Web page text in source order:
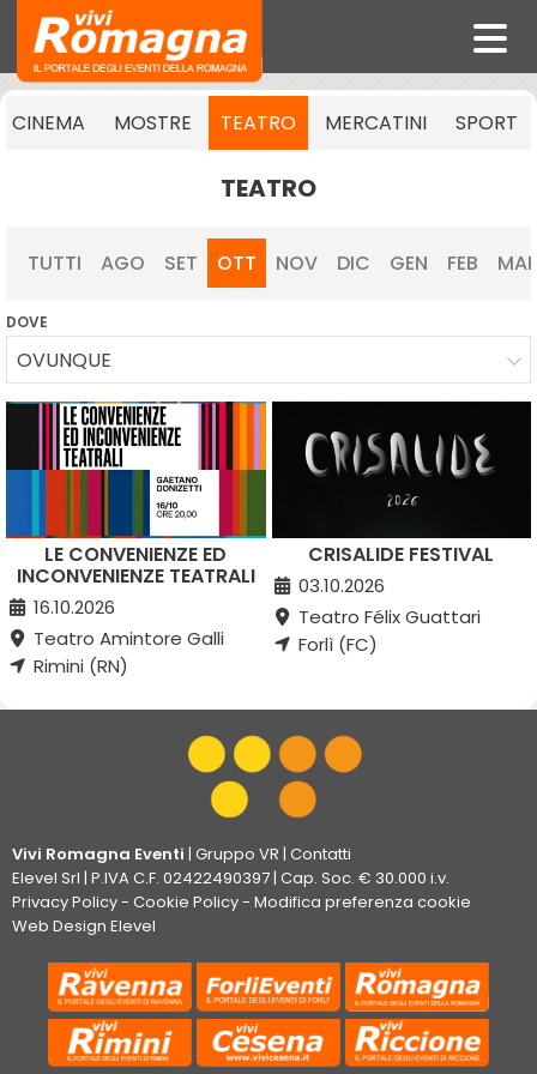
CINEMA MOSTRE TEATRO MERCATINI SPORT
TEATRO
TUTTI AGO SET OTT NOV DIC GEN FEB
DOVE
OVUNQUE
LE CONVENIENZE ED
INCONVENIENZE TEATRALI
16.10.2026
Teatro Amintore Galli
Rimini (RN)
CRISALIDE FESTIVAL
03.10.2026
Teatro Félix Guattari
Forlì (FC)
Vivi Romagna Eventi | Gruppo VR | Contatti
Elevel Srl | P.IVA C.F. 02422490397 | Cap. Soc. € 30.000 i.v.
Privacy Policy- Cookie Policy- Modifica preferenza cookie
Web Design Elevel